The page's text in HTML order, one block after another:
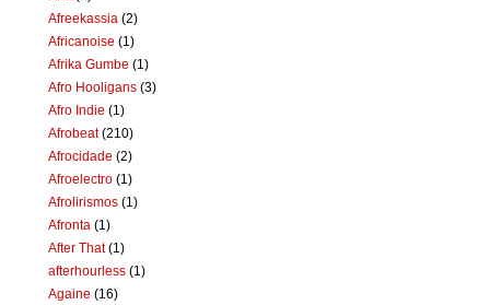
Afreekassia (2)
Africanoise (1)
Afrika Gumbe (1)
Afro Hooligans (3)
Afro Indie (1)
Afrobeat (210)
Afrocidade (2)
Afroelectro (1)
Afrolirismos (1)
Afronta (1)
After That (1)
afterhourless (1)
Againe (16)